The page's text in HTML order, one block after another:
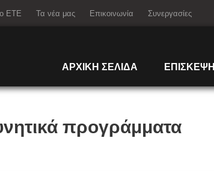
ΕΤΕ Τα νέα μας Επικοινωνία Συνεργασίες
ΑΡΧΙΚΗ ΣΕΛΙΔΑ ΕΠΙΣΚΕΨΗ
προγράμματα